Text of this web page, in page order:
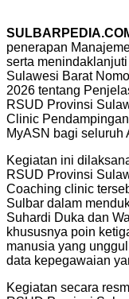
penerapan
serta
Sulawesi Barat
2026 tentang
RSUD Provinsi
Clinic
MyASN bagi seluruh
Kegiatan ini
RSUD Provinsi
Coaching clinic
Sulbar dalam
Suhardi Duka dan
khususnya poin
manusia yang
data kepegawaian
Kegiatan secara